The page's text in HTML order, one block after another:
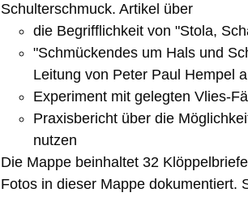
Schulterschmuck. Artikel über
die Begrifflichkeit von "Stola,
"Schmückendes um Hals und
Leitung von Peter Paul Hempel
Experiment mit gelegten Vlies-
Praxisbericht über die
nutzen
Die Mappe beinhaltet 32
Fotos in dieser Mappe dokumentiert.